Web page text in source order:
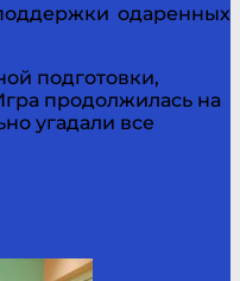
одаренных
подготовки,
продолжилась на
угадали все